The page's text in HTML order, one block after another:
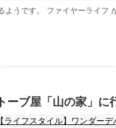
ようです。 ファイヤーライフ
ーブ屋「山の家」に
【ライフスタイル】ワンダー